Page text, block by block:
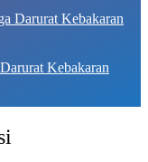
Kebakaran